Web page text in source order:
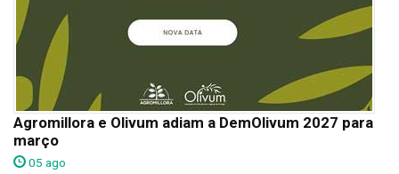
Agromillora e Olivum adiam a DemOlivum 2027 para
março
05 ago